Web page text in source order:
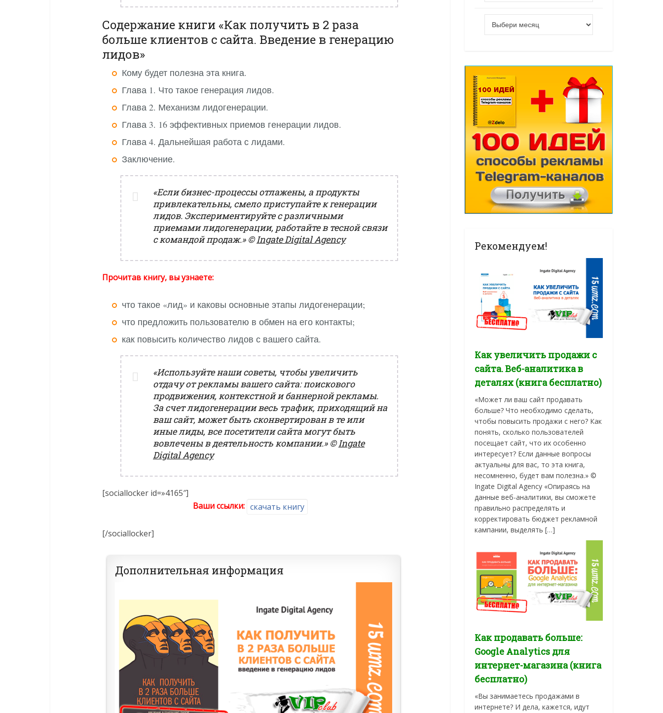
Содержание книги «Как получить в 2 раза
больше клиентов с сайта. Введение в генерацию
лидов»
Кому будет полезна эта книга.
Глава 1. Что такое генерация лидов.
Глава 2. Механизм лидогенерации.
Глава 3. 16 эффективных приемов генерации лидов.
Глава 4. Дальнейшая работа с лидами.
Заключение.
«Если бизнес-процессы отлажены, а продукты
привлекательны, смело приступайте к генерации
лидов. Экспериментируйте с различными
приемами лидогенерации, работайте в тесной связи
с командой продаж.»©Ingate Digital Agency
Прочитав книгу, вы узнаете:
что такое «лид» и каковы основные этапы лидогенерации;
что предложить пользователю в обмен на его контакты;
как повысить количество лидов с вашего сайта.
«Используйте наши советы, чтобы увеличить
отдачу от рекламы вашего сайта: поискового
продвижения, контекстной и баннерной рекламы.
За счет лидогенерации весь трафик, приходящий на
ваш сайт, может быть сконвертирован в те или
иные лиды, все посетители сайта могут быть
вовлечены в деятельность компании.»©Ingate
Digital Agency
[sociallocker id=»4165″]
Ваши ссылки: скачать книгу
[/sociallocker]
Дополнительная информация
Рекомендуем!
Как увеличить продажи с
сайта. Веб-аналитика в
деталях (книга бесплатно)
«Может ли ваш сайт продавать
больше? Что необходимо сделать,
чтобы повысить продажи с него? Как
понять, сколько пользователей
посещает сайт, что их особенно
интересует? Если данные вопросы
актуальны для вас, то эта книга,
несомненно, будет вам полезна.» ©
Ingate Digital Agency «Опираясь на
данные веб-аналитики, вы сможете
правильно распределять и
корректировать бюджет рекламной
кампании, выделять […]
Как продавать больше:
Google Analytics для
интернет-магазина (книга
бесплатно)
«Вы занимаетесь продажами в
интернете? И дела, кажется, идут